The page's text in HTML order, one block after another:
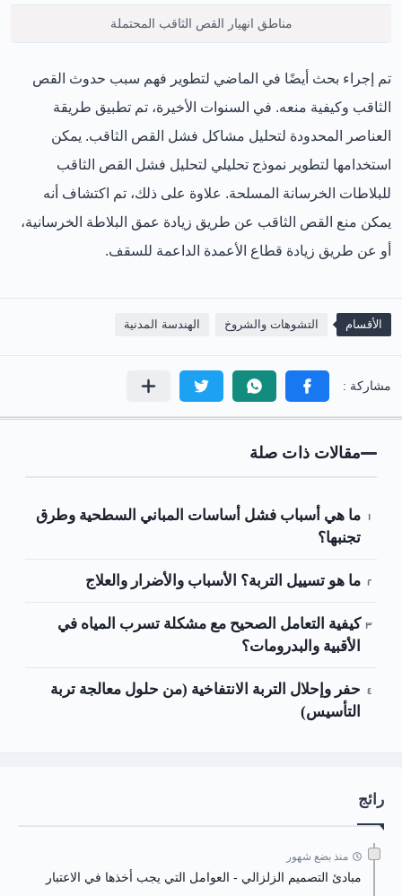
مناطق انهيار القص الثاقب المحتملة
تم إجراء بحث أيضًا في الماضي لتطوير فهم سبب حدوث القص
الثاقب وكيفية منعه. في السنوات الأخيرة، تم تطبيق طريقة
العناصر المحدودة لتحليل مشاكل فشل القص الثاقب. يمكن
استخدامها لتطوير نموذج تحليلي لتحليل فشل القص الثاقب
للبلاطات الخرسانة المسلحة. علاوة على ذلك، تم اكتشاف أنه
يمكن منع القص الثاقب عن طريق زيادة عمق البلاطة الخرسانية،
أو عن طريق زيادة قطاع الأعمدة الداعمة للسقف.
الأقسام التشوهات والشروخ الهندسة المدنية
مقالات ذات صلة
ما هي أسباب فشل أساسات المباني السطحية وطرق
تجنبها؟
ما هو تسييل التربة؟ الأسباب والأضرار والعلاج
كيفية التعامل الصحيح مع مشكلة تسرب المياه في
الأقبية والبدرومات؟
حفر وإحلال التربة الانتفاخية (من حلول معالجة تربة
التأسيس)
رائج
منذ بضع شهور
مبادئ التصميم الزلزالي - العوامل التي يجب أخذها في الاعتبار